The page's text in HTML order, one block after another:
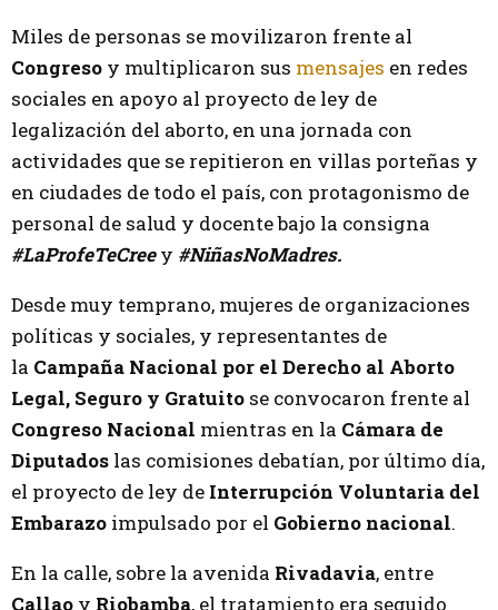
Miles de personas se movilizaron frente al
Congreso y multiplicaron sus mensajes en redes
sociales en apoyo al proyecto de ley de
legalización del aborto, en una jornada con
actividades que se repitieron en villas porteñas y
en ciudades de todo el país, con protagonismo de
personal de salud y docente bajo la consigna
#LaProfeTeCreey #NiñasNoMadres.
Desde muy temprano, mujeres de organizaciones
políticas y sociales, y representantes de
la Campaña Nacional por el Derecho al Aborto
Legal, Seguro y Gratuito se convocaron frente al
Congreso Nacional mientras en la Cámara de
Diputados las comisiones debatían, por último día,
el proyecto de ley de Interrupción Voluntaria del
Embarazo impulsado por el Gobierno nacional.
En la calle, sobre la avenida Rivadavia, entre
Callao y Riobamba, el tratamiento era seguido